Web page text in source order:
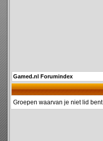
Gamed.nl Forumindex
Groepen waarvan je niet lid bent